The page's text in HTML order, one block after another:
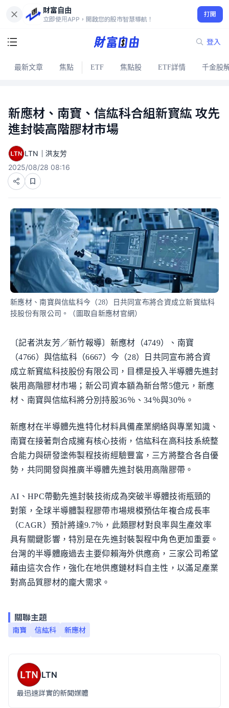
財富自由
立即使用APP，開啟您的股市智慧導航！
打開
登入
最新文章 焦點 ETF 焦點股 ETF詳情 千金股
新應材、南寶、信紘科合組新寳紘 攻先
進封裝高階膠材市場
LTN｜洪友芳
2025/08/28 08:16
新應材、南寶與信紘科今（28）日共同宣布將合資成立新寳紘科
技股份有限公司。（圖取自新應材官網）
〔記者洪友芳／新竹報導〕新應材（4749）、南寶
（4766）與信紘科（6667）今（28）日共同宣布將合資
成立新寳紘科技股份有限公司，目標是投入半導體先進封
裝用高階膠材市場；新公司資本額為新台幣5億元，新應
材、南寶與信紘科將分別持股36％、34％與30％。
新應材在半導體先進特化材料具備產業網絡與專業知識、
南寶在接著劑合成擁有核心技術，信紘科在高科技系統整
合能力與研發塗佈製程技術經驗豐富，三方將整合各自優
勢，共同開發與推廣半導體先進封裝用高階膠帶。
AI、HPC帶動先進封裝技術成為突破半導體技術瓶頸的
對策，全球半導體製程膠帶市場規模預估年複合成長率
（CAGR）預計將達9.7％，此類膠材對良率與生產效率
具有關鍵影響，特別是在先進封裝製程中角色更加重要。
台灣的半導體廠過去主要仰賴海外供應商，三家公司希望
藉由這次合作，強化在地供應鏈材料自主性，以滿足產業
對高品質膠材的龐大需求。
關聯主題
南寶 信紘科 新應材
LTN
最迅速詳實的新聞媒體